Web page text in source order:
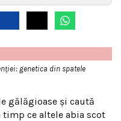
genetica din spatele
gălăgioase și caută
ce altele abia scot